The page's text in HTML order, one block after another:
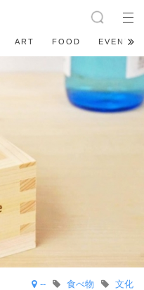
ART FOOD EVENT
-- 文化
食べ物